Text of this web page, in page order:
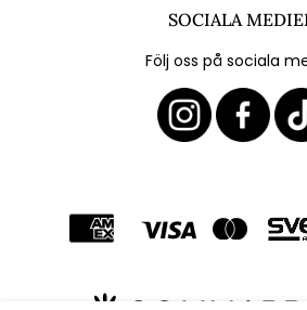
SOCIALA
Följ oss på sociala